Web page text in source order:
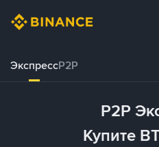
ЭкспрессP2P
P2P
Купите